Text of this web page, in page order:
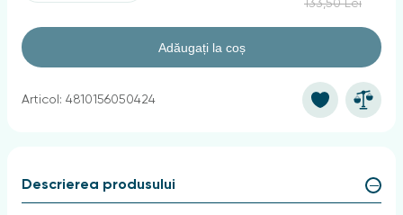
133,50 Lei
Adăugați la coș
Articol: 4810156050424
Descrierea produsului